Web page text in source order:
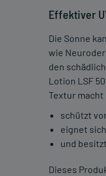
Effektiver
Die Sonne
wie
den
Lotion LSF
Textur
schützt
eignet
und
Dieses